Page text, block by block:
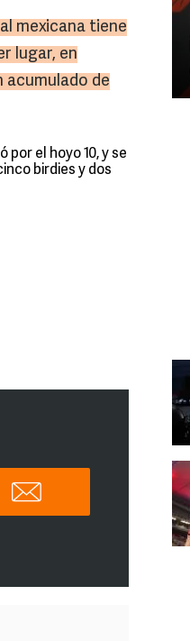
mexicana tiene
lugar, en
acumulado de
el hoyo 10, y se
birdies y dos